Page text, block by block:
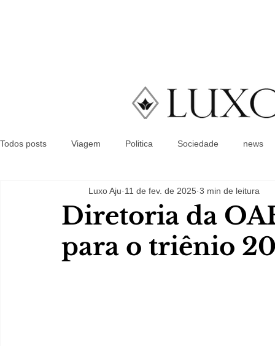
Todos posts Viagem Politica Sociedade news
Diretoria da
para o triênio
Luxo Aju 11 de fev. de 2025 3 min de leitura